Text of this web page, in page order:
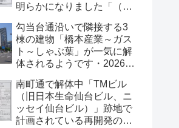
明らかになりました「（仮
築工事」・2026年7月
勾当台通沿いで隣接する3
棟の建物「橋本産業～ガス
ト～しゃぶ葉」が一気に解
体されるようです・2026年
南町通で解体中「TMビル
（旧日本生命仙台ビル、ニ
ッセイ仙台ビル）」跡地で
計画されている再開発の